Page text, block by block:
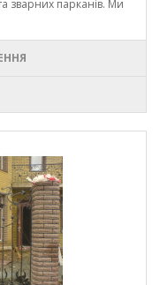
зварних парканів. Ми